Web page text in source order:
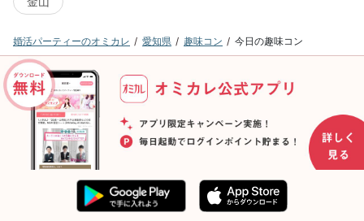
婚活パーティーのオミカレ 愛知県 趣味コン 今日の趣味コン